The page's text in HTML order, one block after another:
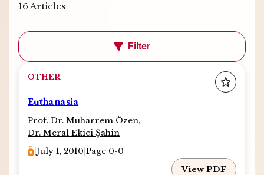
16 Articles
Filter
OTHER
Euthanasia
Prof. Dr. Muharrem Özen,
Dr. Meral Ekici Şahin
|July 1, 2010 |Page 0-0
View PDF